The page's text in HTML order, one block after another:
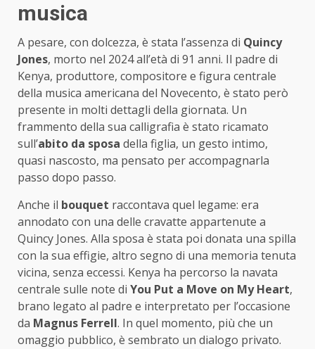
musica
A pesare, con dolcezza, è stata l’assenza di Quincy
Jones, morto nel 2024 all’età di 91 anni. Il padre di
Kenya, produttore, compositore e figura centrale
della musica americana del Novecento, è stato però
presente in molti dettagli della giornata. Un
frammento della sua calligrafia è stato ricamato
sull’abito da sposa della figlia, un gesto intimo,
quasi nascosto, ma pensato per accompagnarla
passo dopo passo.
Anche il bouquet raccontava quel legame: era
annodato con una delle cravatte appartenute a
Quincy Jones. Alla sposa è stata poi donata una spilla
con la sua effigie, altro segno di una memoria tenuta
vicina, senza eccessi. Kenya ha percorso la navata
centrale sulle note di You Put a Move on My Heart,
brano legato al padre e interpretato per l’occasione
da Magnus Ferrell. In quel momento, più che un
omaggio pubblico, è sembrato un dialogo privato.